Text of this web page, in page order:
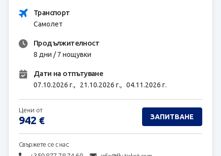
Транспорт
Самолет
Продължителност
8 дни / 7 нощувки
Дати на отпътуване
07.10.2026 г., 21.10.2026 г., 04.11.2026 г.
Свържете се с нас:
Цени от
942 € ЗАПИТВАНЕ